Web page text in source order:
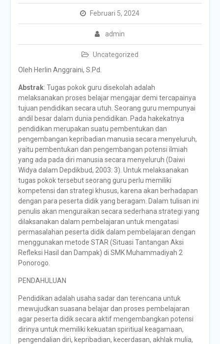
Februari 5, 2024
admin
Uncategorized
Oleh Herlin Anggraini, S.Pd.
Abstrak: Tugas pokok guru disekolah adalah
melaksanakan proses belajar mengajar demi tercapainya
tujuan pendidikan secara utuh. Seorang guru mempunyai
andil besar dalam dunia pendidikan. Pada hakekatnya
pendidikan merupakan suatu pembentukan dan
pengembangan kepribadian manusia secara menyeluruh,
yaitu pembentukan dan pengembangan potensi ilmiah
yang ada pada diri manusia secara menyeluruh (Daiwi
Widya dalam Depdikbud, 2003: 3). Untuk melaksanakan
tugas pokok tersebut seorang guru perlu memiliki
kompetensi dan strategi khusus, karena akan berhadapan
dengan para peserta didik yang beragam. Dalam tulisan ini
penulis akan menguraikan secara sederhana strategi yang
dilaksanakan dalam pembelajaran untuk mengatasi
permasalahan peserta didik dalam pembelajaran dengan
menggunakan metode STAR (Situasi Tantangan Aksi
Refleksi Hasil dan Dampak) di SMK Muhammadiyah 2
Ponorogo.
PENDAHULUAN
Pendidikan adalah usaha sadar dan terencana untuk
mewujudkan suasana belajar dan proses pembelajaran
agar peserta didik secara aktif mengembangkan potensi
dirinya untuk memiliki kekuatan spiritiual keagamaan,
pengendalian diri, kepribadian, kecerdasan, akhlak mulia,